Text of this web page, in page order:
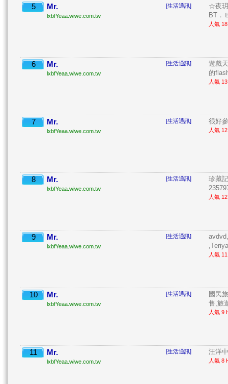
5 Mr.
lxbfYeaa.wiwe.com.tw
[生活通訊]
☆夜玥
BT．
人氣
6 Mr.
lxbfYeaa.wiwe.com.tw
[生活通訊]
遊戲
的
人氣
7 Mr.
lxbfYeaa.wiwe.com.tw
[生活通訊] 很好
人氣
8 Mr.
lxbfYeaa.wiwe.com.tw
[生活通訊]
珍藏
人氣
9 Mr.
lxbfYeaa.wiwe.com.tw
[生活通訊]
人氣
10 Mr.
lxbfYeaa.wiwe.com.tw
[生活通訊]
國民
售,旅
人氣 9
11 Mr.
lxbfYeaa.wiwe.com.tw
[生活通訊] 汪洋
人氣 8